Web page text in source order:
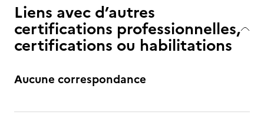
Liens avec d’autres
certifications professionnelles,
certifications ou habilitations
Aucune correspondance